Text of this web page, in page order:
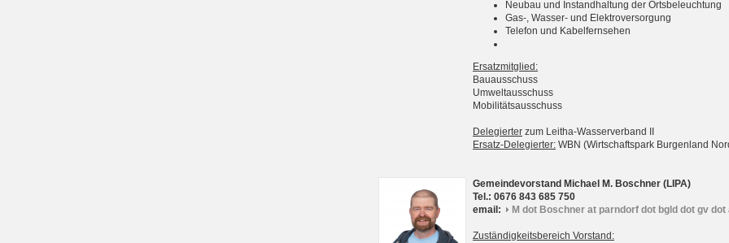
Neubau und Instandhaltung der Ortsbeleuchtung
Gas-, Wasser- und Elektroversorgung
Telefon und Kabelfernsehen
Ersatzmitglied:
Bauausschuss
Umweltausschuss
Mobilitätsausschuss
Delegierter zum Leitha-Wasserverband II
Ersatz-Delegierter: WBN (Wirtschaftspark Burgenland
Gemeindevorstand Michael M. Boschner (LIPA)
Tel.: 0676 843 685 750
email:
M dot Boschner at parndorf dot bgld dot gv dot
Zuständigkeitsbereich Vorstand: